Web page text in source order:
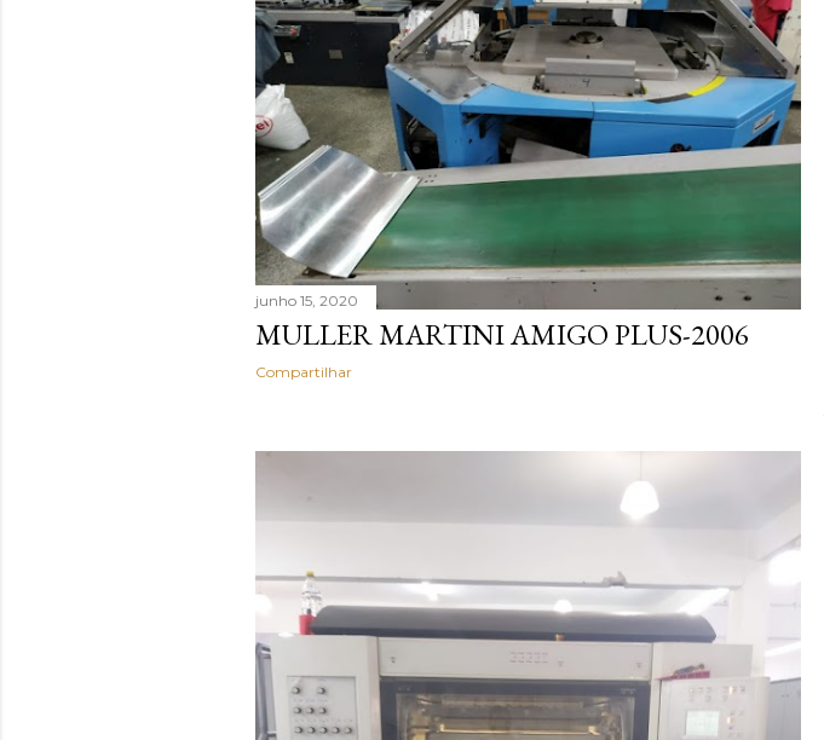
junho 15, 2020
MULLER MARTINI AMIGO PLUS-2006
Compartilhar